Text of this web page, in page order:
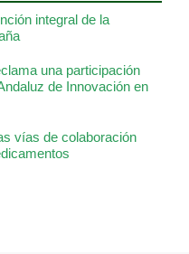
integral de la
una participación
de Innovación en
vías de colaboración